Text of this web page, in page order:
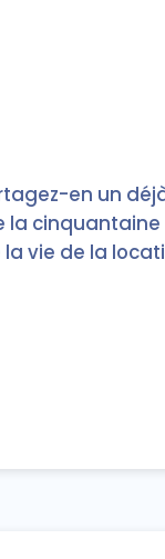
en un
la cinquantaine
vie de la